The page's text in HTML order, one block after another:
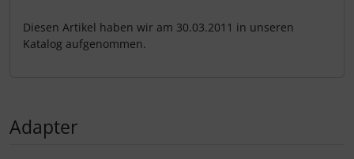
Diesen Artikel haben wir am 30.03.2011 in unseren
Katalog aufgenommen.
Adapter